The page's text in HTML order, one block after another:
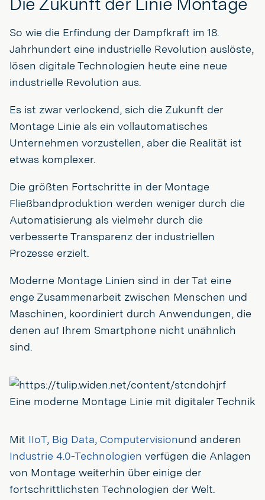
So wie die Erfindung der Dampfkraft im 18.
Jahrhundert eine industrielle Revolution auslöste,
lösen digitale Technologien heute eine neue
industrielle Revolution aus.
Es ist zwar verlockend, sich die Zukunft der
Montage Linie als ein vollautomatisches
Unternehmen vorzustellen, aber die Realität ist
etwas komplexer.
Die größten Fortschritte in der Montage
Fließbandproduktion werden weniger durch die
Automatisierung als vielmehr durch die
verbesserte Transparenz der industriellen
Prozesse erzielt.
Moderne Montage Linien sind in der Tat eine
enge Zusammenarbeit zwischen Menschen und
Maschinen, koordiniert durch Anwendungen, die
denen auf Ihrem Smartphone nicht unähnlich
sind.
Eine moderne Montage Linie mit digitaler Technik
Mit IIoT, Big Data, Computervisionund anderen
Industrie 4.0-Technologien verfügen die Anlagen
von Montage weiterhin über einige der
fortschrittlichsten Technologien der Welt.